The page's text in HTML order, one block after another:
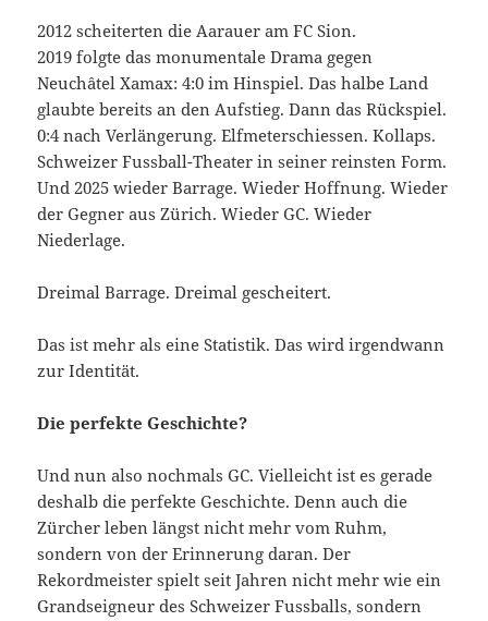
2012 scheiterten die Aarauer am FC Sion.
2019 folgte das monumentale Drama gegen
Neuchâtel Xamax: 4:0 im Hinspiel. Das halbe Land
glaubte bereits an den Aufstieg. Dann das Rückspiel.
0:4 nach Verlängerung. Elfmeterschiessen. Kollaps.
Schweizer Fussball-Theater in seiner reinsten Form.
Und 2025 wieder Barrage. Wieder Hoffnung. Wieder
der Gegner aus Zürich. Wieder GC. Wieder
Niederlage.
Dreimal Barrage. Dreimal gescheitert.
Das ist mehr als eine Statistik. Das wird irgendwann
zur Identität.
Die perfekte Geschichte?
Und nun also nochmals GC. Vielleicht ist es gerade
deshalb die perfekte Geschichte. Denn auch die
Zürcher leben längst nicht mehr vom Ruhm,
sondern von der Erinnerung daran. Der
Rekordmeister spielt seit Jahren nicht mehr wie ein
Grandseigneur des Schweizer Fussballs, sondern